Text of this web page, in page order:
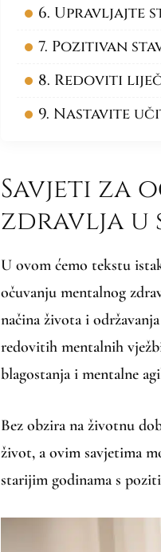
6. Upravljajte
7. Pozitivan
8. Redoviti
9. Nastavite
Savjeti za
zdravlja u
U ovom ćemo tekstu
očuvanju mentalnog
načina života i
redovitih mentalnih
blagostanja i mentalne
Bez obzira na životnu
život, a ovim savjetima
starijim godinama s